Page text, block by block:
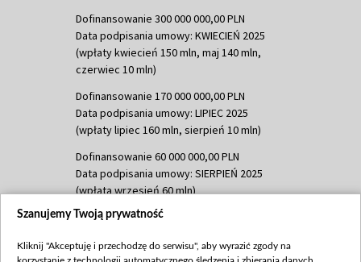
Dofinansowanie 300 000 000,00 PLN
Data podpisania umowy: KWIECIEŃ 2025
(wpłaty kwiecień 150 mln, maj 140 mln,
czerwiec 10 mln)
Dofinansowanie 170 000 000,00 PLN
Data podpisania umowy: LIPIEC 2025
(wpłaty lipiec 160 mln, sierpień 10 mln)
Dofinansowanie 60 000 000,00 PLN
Data podpisania umowy: SIERPIEŃ 2025
(wpłata wrzesień 60 mln)
Dofinansowanie 635 783 051,21 PLN
(wpłata wrzesień 100 mln, październik 350
Szanujemy Twoją prywatność
Kliknij "Akceptuję i przechodzę do serwisu", aby wyrazić zgody na